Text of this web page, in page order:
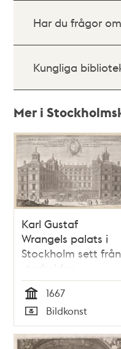
Har du frågor
Kungliga
Mer i
Relaterade
poster
och
teman
Karl Gustaf
Wrangels palats i
Stockholm sett från
stadssidan
Tid
1667
Typ
Bildkonst